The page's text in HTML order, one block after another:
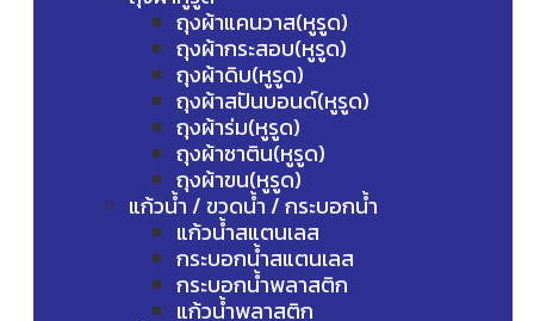
ถุงผ้าแคนวาส(หูรูด)
ถุงผ้ากระสอบ(หูรูด)
ถุงผ้าดิบ(หูรูด)
ถุงผ้าสปันบอนด์(หูรูด)
ถุงผ้าร่ม(หูรูด)
ถุงผ้าซาติน(หูรูด)
ถุงผ้าขน(หูรูด)
แก้วน้ำ / ขวดน้ำ / กระบอกน้ำ
แก้วน้ำสแตนเลส
กระบอกน้ำสแตนเลส
กระบอกน้ำพลาสติก
แก้วน้ำพลาสติก